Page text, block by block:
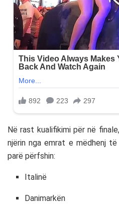
Në rast kualifikimi për në
njërin nga emrat e mëdhenj
parë përfshin:
Italinë
Danimarkën